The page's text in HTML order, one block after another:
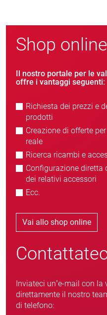
Shop
Il nostro portale per le
offre i vantaggi seguenti:
Richiesta dei prezzi e
prodotti
Creazione di offerte
reale
Ricerca ricambi e
Configurazione diretta
dei relativi accessori
Ecc.
Vai allo shop online
Inviateci un’e-mail con
direttamente il nostro
di telefono: